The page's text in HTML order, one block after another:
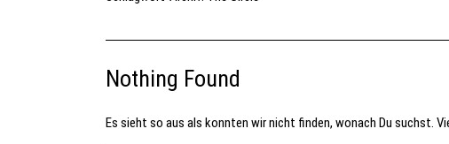
Nothing Found
Es sieht so aus als konnten wir nicht finden, wonach Du suchst.